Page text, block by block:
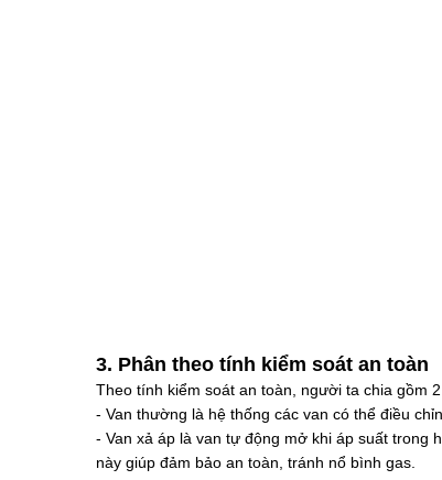
3. Phân theo tính kiểm soát an toàn
Theo tính kiểm soát an toàn, người ta chia gồm
- Van thường là hệ thống các van có thể điều
- Van xả áp là van tự động mở khi áp suất trong
này giúp đảm bảo an toàn, tránh nổ bình gas.